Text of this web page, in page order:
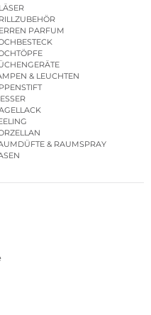
PARFUM
& LEUCHTEN
& RAUMSPRAY